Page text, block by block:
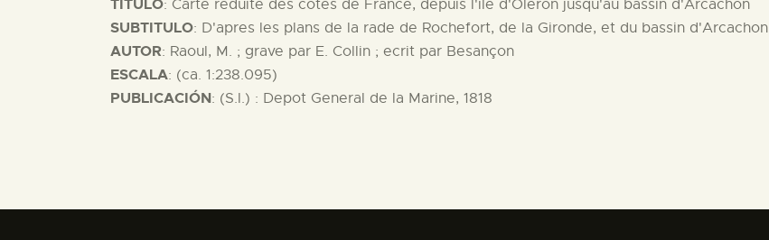
: Carte reduite des cotes de France, depuis l'ile d'Oleron jusqu'au bassin d'Arcachon
SUBTITULO: D'apres les plans de la rade de Rochefort, de la Gironde, et du bassin d'Arcachon
AUTOR: Raoul, M. ; grave par E. Collin ; ecrit par Besançon
ESCALA: (ca. 1:238.095)
PUBLICACIÓN: (S.l.) : Depot General de la Marine, 1818